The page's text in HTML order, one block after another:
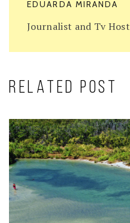
EDUARDA MIRANDA
Journalist and Tv Host
RELATED POST